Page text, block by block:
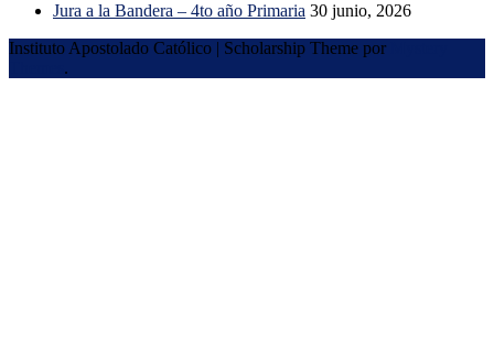
Jura a la Bandera – 4to año Primaria 30 junio, 2026
Instituto Apostolado Católico | Scholarship Theme por
.